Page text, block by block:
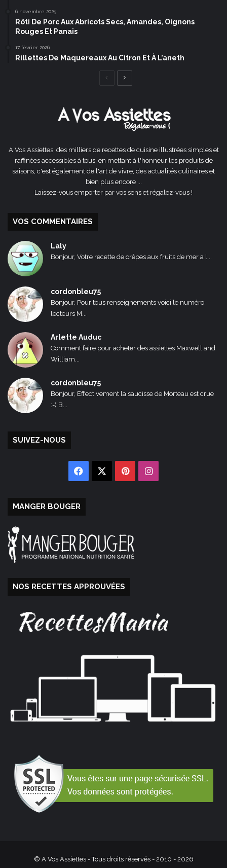
6 novembre 2025
Rôti De Porc Aux Abricots Secs, Amandes, Oignons
Rouges Et Panais
17 février 2026
Rillettes De Maquereaux Au Citron Et À L’aneth
Page
A Vos Assiettes, des milliers de recettes de cuisine illustrées simples et
raffinées accessibles à tous, en mettant à l'honneur les produits de
saisons, c'est également de l'art de vivre, des actualités culinaires et
bien plus encore ...
Laissez-vous emporter par vos sens et régalez-vous !
VOS COMMENTAIRES
Laly
Bonjour, Votre recette de crêpes aux fruits de mer a l...
cordonbleu75
Bonjour, Pour tous renseignements voici le numéro
lecteurs M...
Arlette Auduc
Comment faire pour acheter des assiettes Maxwell and
William...
cordonbleu75
Bonjour, Effectivement la saucisse de Morteau est crue
:-) B...
SUIVEZ-NOUS
Facebook PinterestInstagram
MANGER BOUGER
NOS RECETTES APPROUVÉES
© A Vos Assiettes - Tous droits réservés - 2010 - 2026